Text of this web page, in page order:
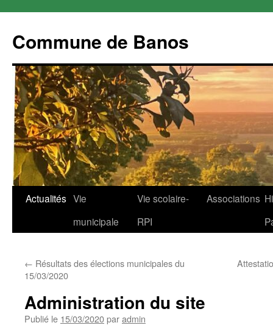
Commune de Banos
Aller
Actualités Vie
municipale
Vie scolaire-
RPI
Associations
← Résultats des élections municipales du
15/03/2020
Administration du site
Publié le 15/03/2020paradmin